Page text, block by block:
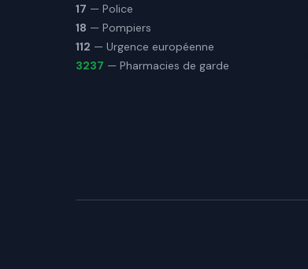
17 — Police
18 — Pompiers
112 — Urgence européenne
3237 — Pharmacies de garde